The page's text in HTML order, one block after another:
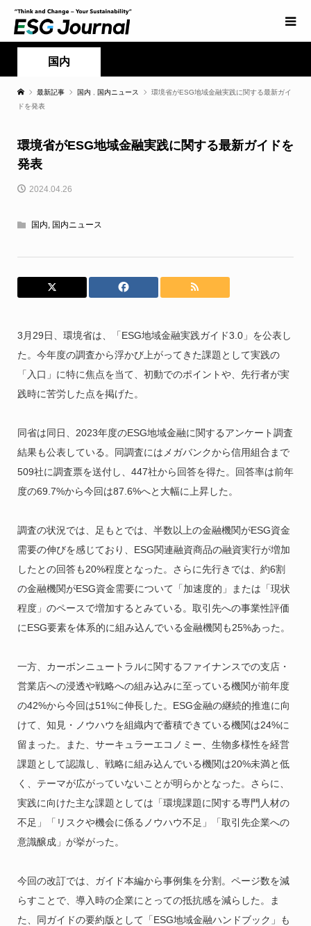
国内
最新記事 国内 国内ニュース
環境省がESG地域金融実践に関する最新ガイ
ドを発表
環境省がESG地域金融実践に関する最新ガイドを
発表
2024.04.26
国内, 国内ニュース
3月29日、環境省は、「ESG地域金融実践ガイド3.0」を公表し
た。今年度の調査から浮かび上がってきた課題として実践の
「入口」に特に焦点を当て、初動でのポイントや、先行者が実
践時に苦労した点を掲げた。
同省は同日、2023年度のESG地域金融に関するアンケート調査
結果も公表している。同調査にはメガバンクから信用組合まで
509社に調査票を送付し、447社から回答を得た。回答率は前年
度の69.7%から今回は87.6%へと大幅に上昇した。
調査の状況では、足もとでは、半数以上の金融機関がESG資金
需要の伸びを感じており、ESG関連融資商品の融資実行が増加
したとの回答も20%程度となった。さらに先行きでは、約6割
の金融機関がESG資金需要について「加速度的」または「現状
程度」のペースで増加するとみている。取引先への事業性評価
にESG要素を体系的に組み込んでいる金融機関も25%あった。
一方、カーボンニュートラルに関するファイナンスでの支店・
営業店への浸透や戦略への組み込みに至っている機関が前年度
の42%から今回は51%に伸長した。ESG金融の継続的推進に向
けて、知見・ノウハウを組織内で蓄積できている機関は24%に
留まった。また、サーキュラーエコノミー、生物多様性を経営
課題として認識し、戦略に組み込んでいる機関は20%未満と低
く、テーマが広がっていないことが明らかとなった。さらに、
実践に向けた主な課題としては「環境課題に関する専門人材の
不足」「リスクや機会に係るノウハウ不足」「取引先企業への
意識醸成」が挙がった。
今回の改訂では、ガイド本編から事例集を分割。ページ数を減
らすことで、導入時の企業にとっての抵抗感を減らした。ま
た、同ガイドの要約版として「ESG地域金融ハンドブック」も